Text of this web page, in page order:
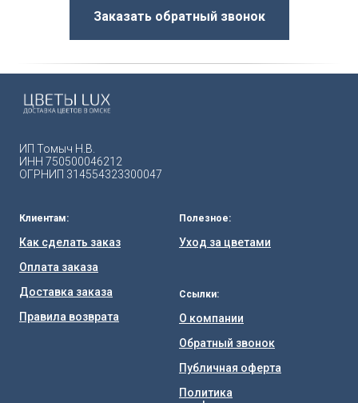
Заказать обратный звонок
ИП Томыч Н.В.
ИНН 750500046212
ОГРНИП 314554323300047
Клиентам:
Как сделать заказ
Оплата заказа
Доставка заказа
Правила возврата
Полезное:
Уход за цветами
Ссылки:
О компании
Обратный звонок
Публичная оферта
Политика